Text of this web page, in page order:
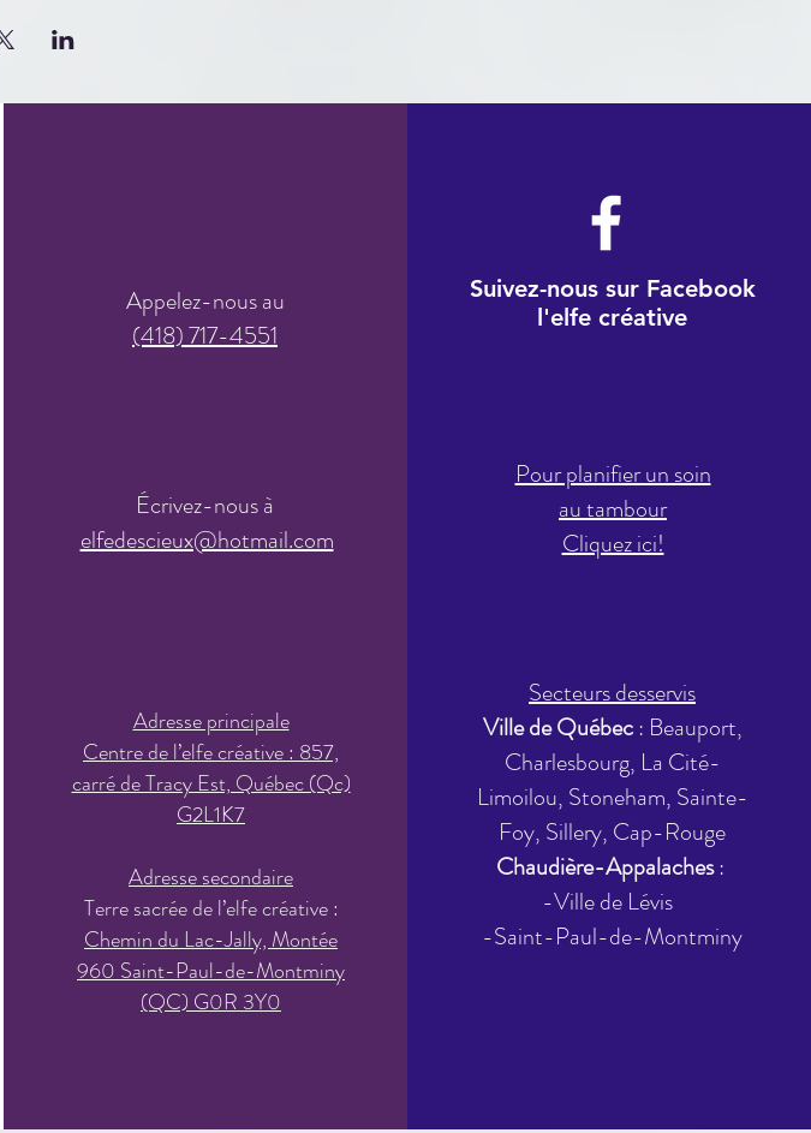
Appelez-nous au
(418) 717-4551
Écrivez-nous à
elfedescieux@hotmail.com
Adresse principale
Centre de l’elfe créative : 857,
carré de Tracy Est, Québec (Qc)
G2L1K7
Adresse secondaire
Terre sacrée de l’elfe créative :
Chemin du Lac-Jally, Montée
960 Saint-Paul-de-Montminy
(QC) G0R 3Y0
Suivez-nous sur Facebook
l'elfe créative
Pour planifier un soin
au tambour
Cliquez ici!
Secteurs desservis
Ville de Québec: Beauport,
Charlesbourg, La Cité-
Limoilou, Stoneham, Sainte-
Foy, Sillery, Cap-Rouge
Chaudière-Appalaches:
-Ville de Lévis
-Saint-Paul-de-Montminy